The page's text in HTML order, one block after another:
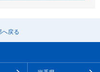
へ戻る